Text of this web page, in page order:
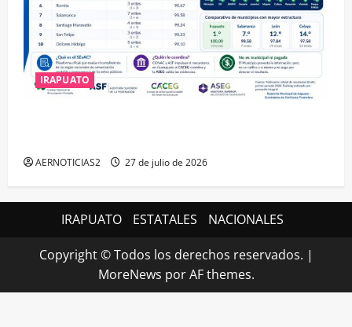
IRAPUATO
AERNOTICIAS2 27 de julio de 2026
IRAPUATO ESTATALES NACIONALES
Copyright © Todos los derechos reservados. |
MoreNews por AF themes.